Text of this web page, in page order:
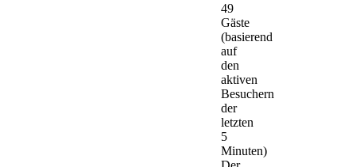
49
Gäste
(basierend
auf
den
aktiven
Besuchern
der
letzten
5
Minuten)